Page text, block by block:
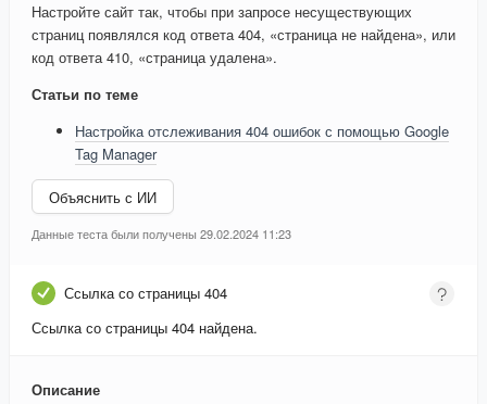
Настройте сайт так, чтобы при запросе несуществующих
страниц появлялся код ответа 404, «страница не найдена», или
код ответа 410, «страница удалена».
Статьи по теме
Настройка отслеживания 404 ошибок с помощью Google
Tag Manager
Объяснить с ИИ
Данные теста были получены 29.02.2024 11:23
Ссылка со страницы 404
Ссылка со страницы 404 найдена.
Описание